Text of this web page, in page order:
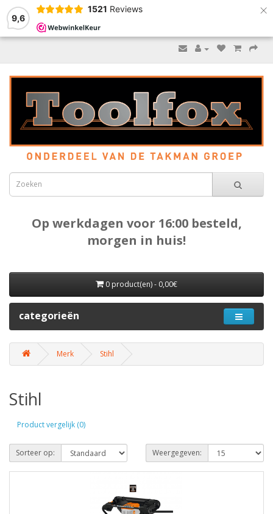
9,6
1521 Reviews ×
Op werkdagen voor 16:00 besteld,
morgen in huis!
0 product(en) - 0,00€
categorieën
Merk Stihl
Stihl
Product vergelijk (0)
Sorteer op: Weergegeven: